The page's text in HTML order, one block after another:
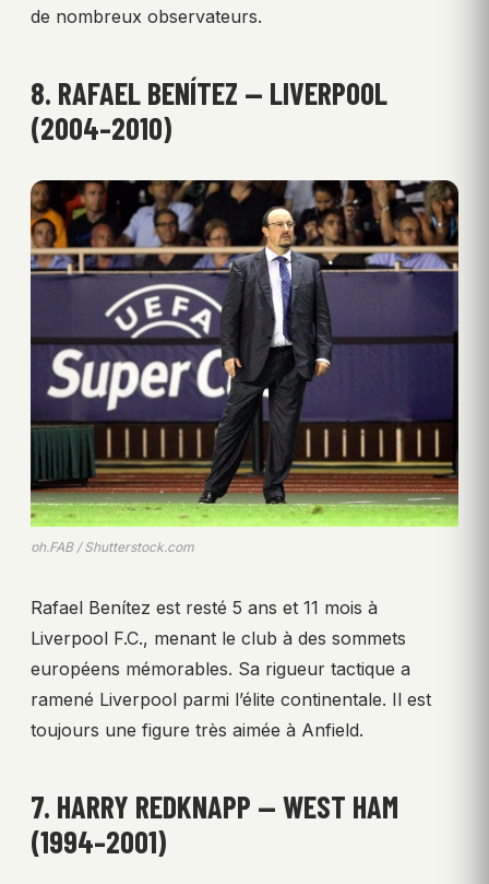
de nombreux observateurs.
8. RAFAEL BENÍTEZ — LIVERPOOL
(2004–2010)
ph.FAB / Shutterstock.com
Rafael Benítez est resté 5 ans et 11 mois à
Liverpool F.C., menant le club à des sommets
européens mémorables. Sa rigueur tactique a
ramené Liverpool parmi l’élite continentale. Il est
toujours une figure très aimée à Anfield.
7. HARRY REDKNAPP — WEST HAM
(1994–2001)